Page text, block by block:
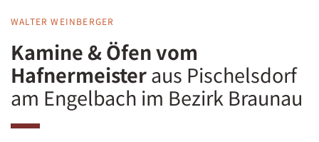
WALTER WEINBERGER
Kamine & Öfen vom
Hafnermeisteraus Pischelsdorf
am Engelbach im Bezirk Braunau